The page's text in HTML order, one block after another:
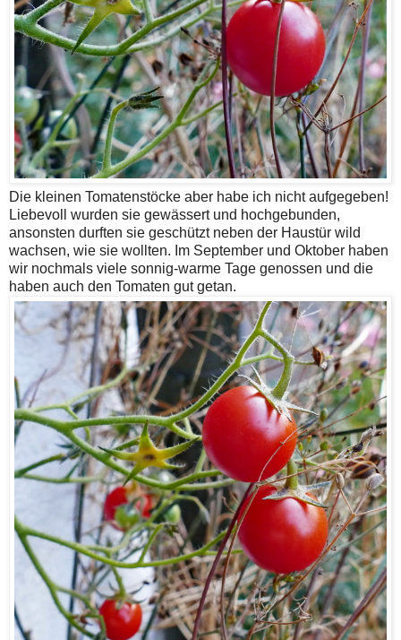
Die kleinen Tomatenstöcke aber habe ich nicht aufgegeben!
Liebevoll wurden sie gewässert und hochgebunden,
ansonsten durften sie geschützt neben der Haustür wild
wachsen, wie sie wollten. Im September und Oktober haben
wir nochmals viele sonnig-warme Tage genossen und die
haben auch den Tomaten gut getan.